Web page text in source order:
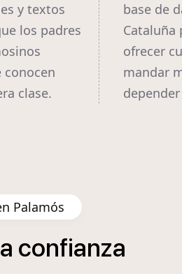
y textos
los padres
conocen
clase.
base de
Cataluña
ofrecer
mandar
Palamós
confianza